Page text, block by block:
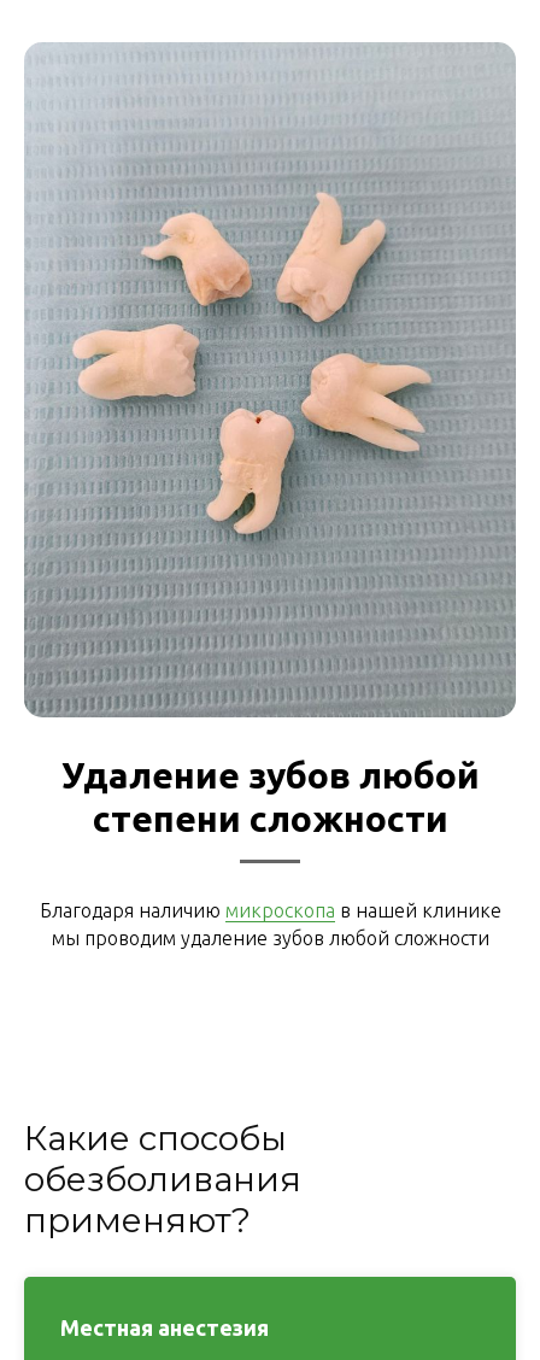
Удаление зубов любой
степени сложности
Благодаря наличию микроскопа в нашей клинике
мы проводим удаление зубов любой сложности
Какие способы
обезболивания
применяют?
Местная анестезия